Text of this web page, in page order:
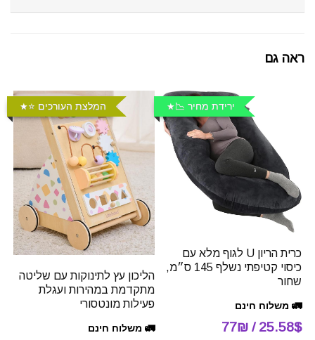
ראה גם
ירידת מחיר 📉
כרית הריון U לגוף מלא עם
כיסוי קטיפתי נשלף 145 ס״מ,
שחור
🚛 משלוח חינם
25.58$ / 77₪
המלצת העורכים ⭐️
הליכון עץ לתינוקות עם שליטה
מתקדמת במהירות ועגלת
פעילות מונטסורי
🚛 משלוח חינם